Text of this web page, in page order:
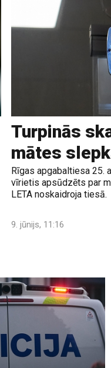
Turpinās
mātes
Rīgas apgabaltiesa 25.
vīrietis apsūdzēts par
LETA noskaidroja tiesā.
9. jūnijs, 11:16